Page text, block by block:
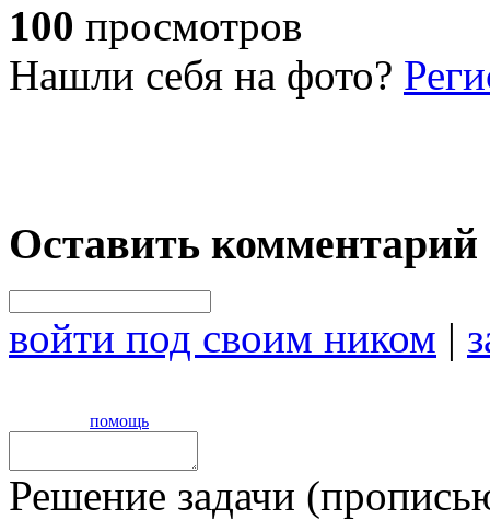
100 просмотров
Нашли себя на фото?
Оставить комментарий
войти под своим ником |
помощь
Решение задачи